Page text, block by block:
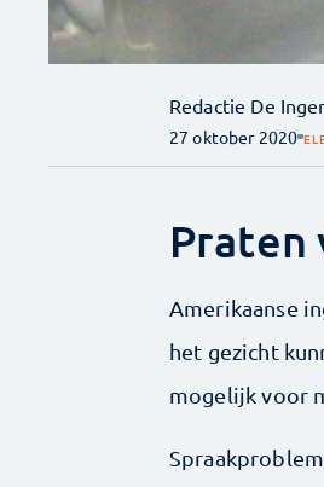
Redactie De
27 oktober 2020
Praten
Amerikaanse
het gezicht
mogelijk voor